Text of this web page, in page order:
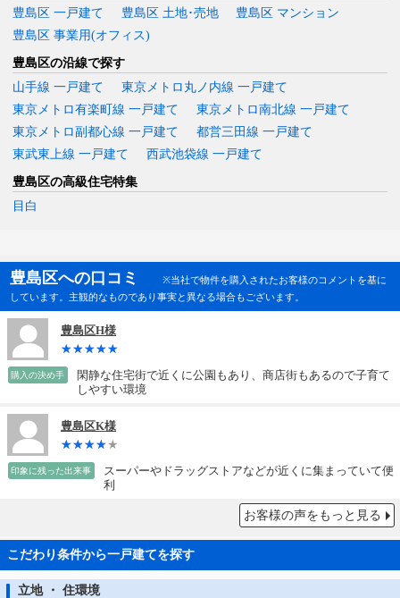
豊島区 一戸建て
豊島区 土地･売地
豊島区 マンション
豊島区 事業用(オフィス)
豊島区の沿線で探す
山手線 一戸建て
東京メトロ丸ノ内線 一戸建て
東京メトロ有楽町線 一戸建て
東京メトロ南北線 一戸建て
東京メトロ副都心線 一戸建て
都営三田線 一戸建て
東武東上線 一戸建て
西武池袋線 一戸建て
豊島区の高級住宅特集
目白
豊島区への口コミ
※当社で物件を購入されたお客様のコメントを基に
しています。主観的なものであり事実と異なる場合もございます。
豊島区H様
購入の決め手
閑静な住宅街で近くに公園もあり、商店街もあるので子育て
しやすい環境
豊島区K様
印象に残った出来事
スーパーやドラッグストアなどが近くに集まっていて便
利
お客様の声をもっと見る
こだわり条件から一戸建てを探す
立地 ・ 住環境